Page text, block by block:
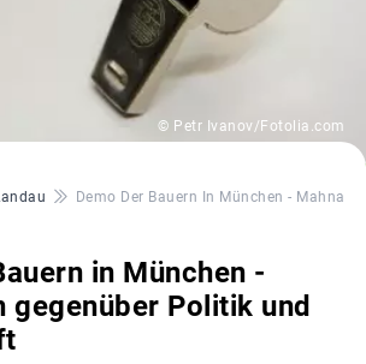
© Petr Ivanov/Fotolia.com
Demo Der Bauern In München -
in München -
gegenüber Politik und